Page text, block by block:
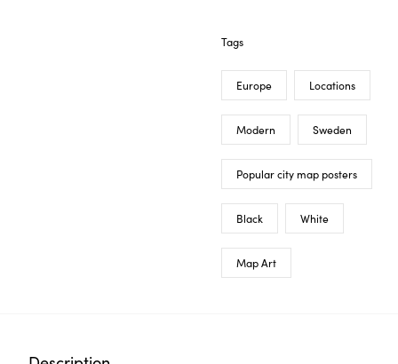
Tags
Europe Locations
Modern Sweden
Popular city map posters
Black White
Map Art